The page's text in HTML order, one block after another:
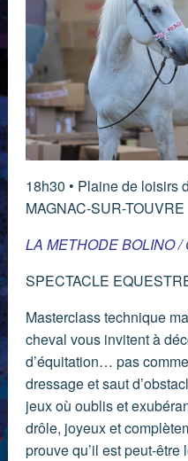
18h30 • Plaine de loisirs
MAGNAC-SUR-TOUVRE
LA METHODE BOLINO /
SPECTACLE
Masterclass technique
cheval vous invitent à
d’équitation… pas
dressage et saut
jeux où oublis et
drôle, joyeux et
prouve qu’il est peut-